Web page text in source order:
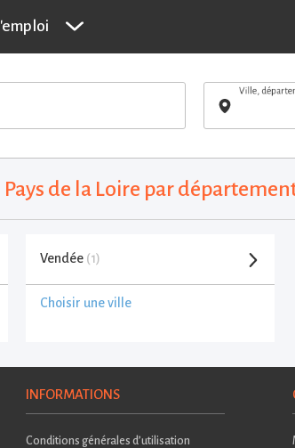
Ville,
de la Loire par
Vendée (1)
Choisir une ville
INFORMATIONS
Conditions générales d’utilisation